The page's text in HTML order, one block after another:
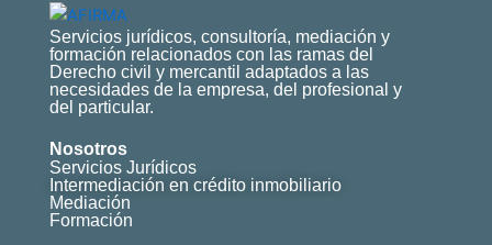
Servicios jurídicos, consultoría, mediación y
formación relacionados con las ramas del
Derecho civil y mercantil adaptados a las
necesidades de la empresa, del profesional y
del particular.
Nosotros
Servicios Jurídicos
Intermediación en crédito inmobiliario
Mediación
Formación